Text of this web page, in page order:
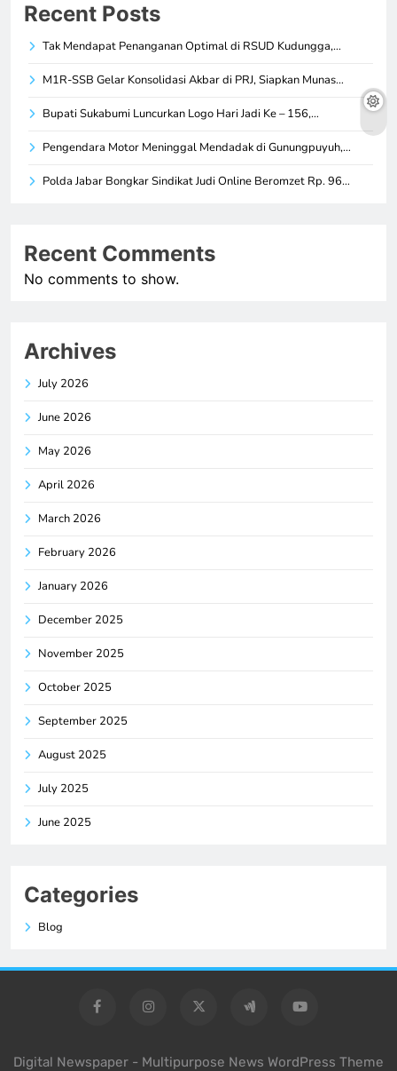
Recent Posts
Tak Mendapat Penanganan Optimal di RSUD Kudungga,…
M1R-SSB Gelar Konsolidasi Akbar di PRJ, Siapkan Munas…
Bupati Sukabumi Luncurkan Logo Hari Jadi Ke – 156,…
Pengendara Motor Meninggal Mendadak di Gunungpuyuh,…
Polda Jabar Bongkar Sindikat Judi Online Beromzet Rp. 96…
Recent Comments
No comments to show.
Archives
July 2026
June 2026
May 2026
April 2026
March 2026
February 2026
January 2026
December 2025
November 2025
October 2025
September 2025
August 2025
July 2025
June 2025
Categories
Blog
Digital Newspaper - Multipurpose News WordPress Theme